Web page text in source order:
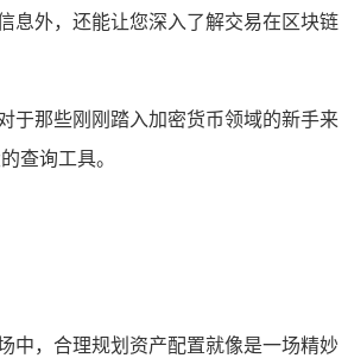
息外，还能让您深入了解交易在区块链
于那些刚刚踏入加密货币领域的新手来
查询工具。
中，合理规划资产配置就像是一场精妙